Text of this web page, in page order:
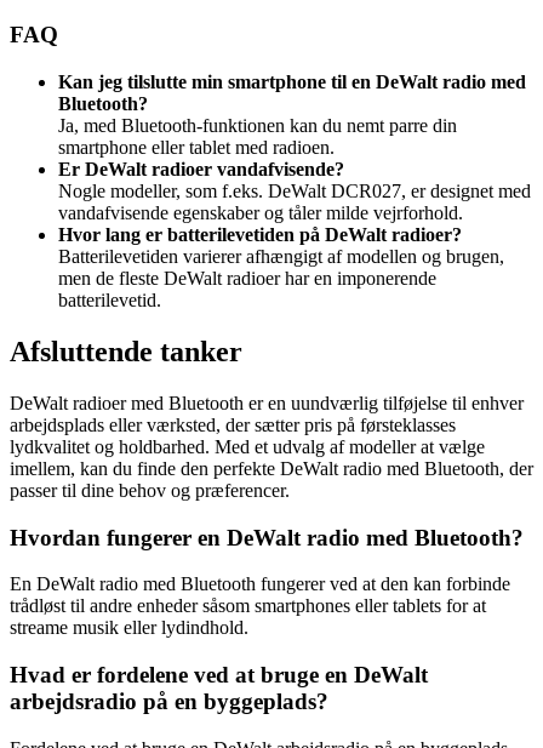
FAQ
Kan jeg tilslutte min smartphone til en DeWalt radio med
Bluetooth?
Ja, med Bluetooth-funktionen kan du nemt parre din
smartphone eller tablet med radioen.
Er DeWalt radioer vandafvisende?
Nogle modeller, som f.eks. DeWalt DCR027, er designet med
vandafvisende egenskaber og tåler milde vejrforhold.
Hvor lang er batterilevetiden på DeWalt radioer?
Batterilevetiden varierer afhængigt af modellen og brugen,
men de fleste DeWalt radioer har en imponerende
batterilevetid.
Afsluttende tanker
DeWalt radioer med Bluetooth er en uundværlig tilføjelse til enhver
arbejdsplads eller værksted, der sætter pris på førsteklasses
lydkvalitet og holdbarhed. Med et udvalg af modeller at vælge
imellem, kan du finde den perfekte DeWalt radio med Bluetooth, der
passer til dine behov og præferencer.
Hvordan fungerer en DeWalt radio med Bluetooth?
En DeWalt radio med Bluetooth fungerer ved at den kan forbinde
trådløst til andre enheder såsom smartphones eller tablets for at
streame musik eller lydindhold.
Hvad er fordelene ved at bruge en DeWalt
arbejdsradio på en byggeplads?